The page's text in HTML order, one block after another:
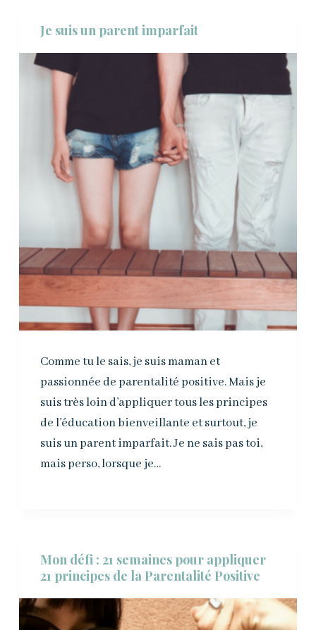
Je suis un parent imparfait
Comme tu le sais, je suis maman et
passionnée de parentalité positive. Mais je
suis très loin d’appliquer tous les principes
de l’éducation bienveillante et surtout, je
suis un parent imparfait. Je ne sais pas toi,
mais perso, lorsque je…
Mon défi : 21 semaines pour appliquer
21 principes de la Parentalité Positive